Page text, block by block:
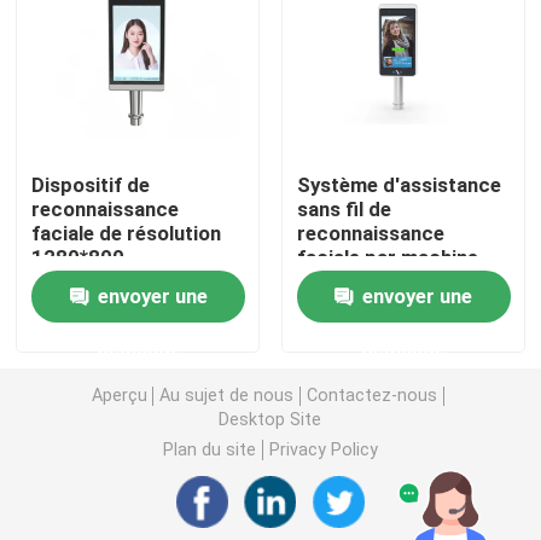
Porte d'oscillation de tourniquet
Porte de tourniquet de trépied
Tourniquet de créneau de vitesse
Tourniquet de porte de glissement
Machine biométrique de reconnaissance faciale
Dispositif de
reconnaissance
faciale de résolution
1280*800
envoyer une
Système d'assistance
sans fil de
reconnaissance
faciale par machine
biométrique
envoyer une
Aperçu Au sujet de nous
Contactez-nous
Desktop Site
Plan du site
Privacy Policy